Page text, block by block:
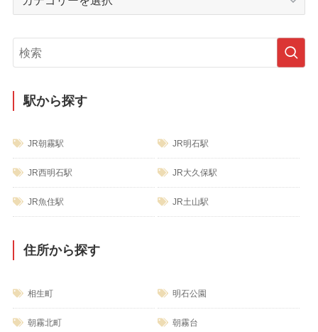
ブ
リ
ー
駅から探す
JR朝霧駅 JR明石駅
JR西明石駅 JR大久保駅
JR魚住駅 JR土山駅
住所から探す
相生町 明石公園
朝霧北町 朝霧台